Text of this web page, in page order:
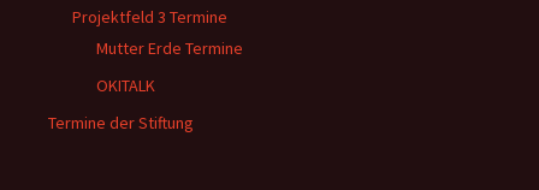
Projektfeld 3 Termine
Mutter Erde Termine
OKITALK
Termine der Stiftung